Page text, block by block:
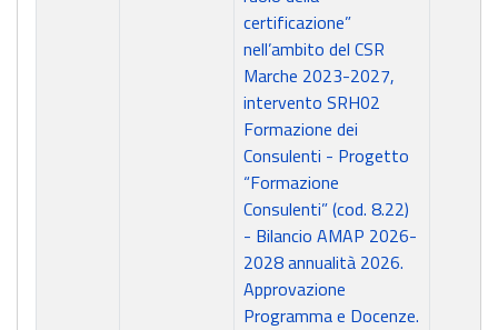
certificazione”
nell’ambito del CSR
Marche 2023-2027,
intervento SRH02
Formazione dei
Consulenti - Progetto
“Formazione
Consulenti” (cod. 8.22)
- Bilancio AMAP 2026-
2028 annualità 2026.
Approvazione
Programma e Docenze.